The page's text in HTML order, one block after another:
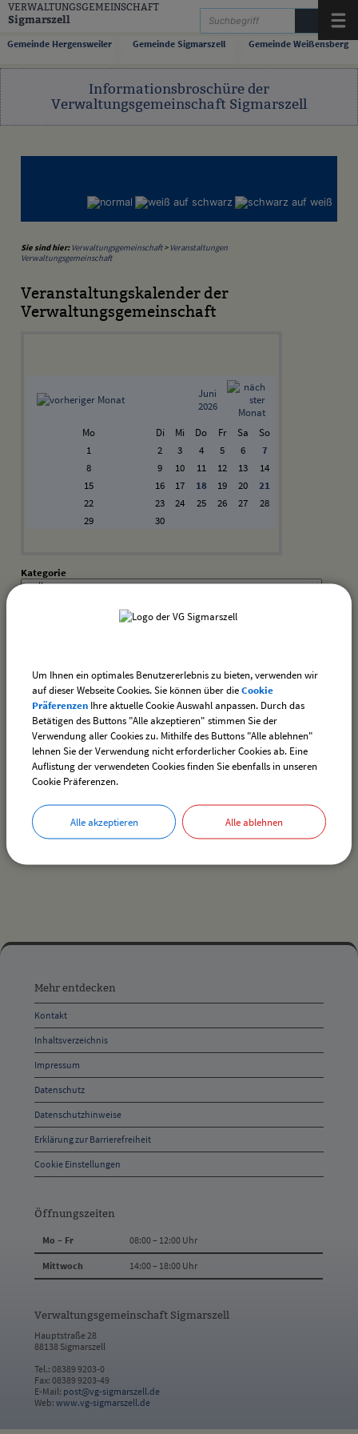
Zum Inhalt,zur Navigationoderzur Startseite springen.
VERWALTUNGSGEMEINSCHAFT
Sigmarszell
Gemeinde Hergensweiler Gemeinde Sigmarszell Gemeinde Weißensberg
Informationsbroschüre der
Verwaltungsgemeinschaft Sigmarszell
Sie sind hier: Verwaltungsgemeinschaft> Veranstaltungen
Verwaltungsgemeinschaft
Veranstaltungskalender der
Verwaltungsgemeinschaft
Juni
2026
Mo Di Mi Do Fr Sa
So
1
2 3 4 5 6
7
8
9 10 11 12 13
14
15
16 17 18 19 20
21
22
23 24 25 26 27
28
29
30
Kategorie
bis:
Es wurden keine Veranstaltungen gefunden.
druckennach oben
entdecken,
Öffnungszeiten
und
Anschrift
und
Kontakt
Mehr entdecken
Kontakt
Inhaltsverzeichnis
Impressum
Datenschutz
Datenschutzhinweise
Erklärung zur Barrierefreiheit
Cookie Einstellungen
Öffnungszeiten
Mo – Fr 08:00 – 12:00 Uhr
Mittwoch 14:00 – 18:00 Uhr
Verwaltungsgemeinschaft Sigmarszell
Hauptstraße 28
88138 Sigmarszell
Tel.: 08389 9203-0
Fax: 08389 9203-49
E-Mail: post@vg-sigmarszell.de
Web:www.vg-sigmarszell.de
Um Ihnen ein optimales Benutzererlebnis zu bieten, verwenden wir
auf dieser Webseite Cookies. Sie können über dieCookie
Präferenzen Ihre aktuelle Cookie Auswahl anpassen. Durch das
Betätigen des Buttons "Alle akzeptieren" stimmen Sie der
Verwendung aller Cookies zu. Mithilfe des Buttons "Alle ablehnen"
lehnen Sie der Verwendung nicht erforderlicher Cookies ab. Eine
Auflistung der verwendeten Cookies finden Sie ebenfalls in unseren
Cookie Präferenzen.
Alle akzeptieren Alle ablehnen